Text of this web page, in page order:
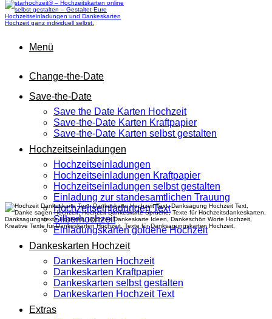
Menü
Change-the-Date
Save-the-Date
Save the Date Karten Hochzeit
Save-the-Date Karten Kraftpapier
Save-the-Date Karten selbst gestalten
Hochzeitseinladungen
Hochzeitseinladungen
Hochzeitseinladungen Kraftpapier
Hochzeitseinladungen selbst gestalten
Einladung zur standesamtlichen Trauung
Hochzeitseinladungen Text
Silberhochzeit
Einladungskarten goldene Hochzeit
Dankeskarten Hochzeit
Dankeskarten Hochzeit
Dankeskarten Kraftpapier
Dankeskarten selbst gestalten
Dankeskarten Hochzeit Text
Extras